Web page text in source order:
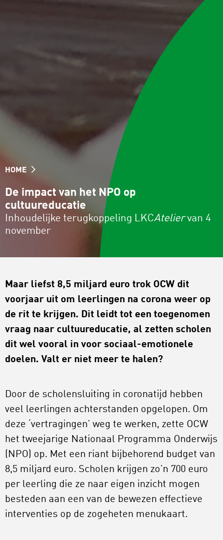
HOME
De impact van het NPO op
cultuureducatie
Inhoudelijke terugkoppeling LKCAteliervan 4
november
Maar liefst 8,5 miljard euro trok OCW dit
voorjaar uit om leerlingen na corona weer op
de rit te krijgen. Dit leidt tot een toegenomen
vraag naar cultuureducatie, al zetten scholen
dit wel vooral in voor sociaal-emotionele
doelen. Valt er niet meer te halen?
Door de scholensluiting in coronatijd hebben
veel leerlingen achterstanden opgelopen. Om
deze ‘vertragingen’ weg te werken, zette OCW
het tweejarige Nationaal Programma Onderwijs
(NPO) op. Met een riant bijbehorend budget van
8,5 miljard euro. Scholen krijgen zo’n 700 euro
per leerling die ze naar eigen inzicht mogen
besteden aan een van de bewezen effectieve
interventies op de zogeheten menukaart.